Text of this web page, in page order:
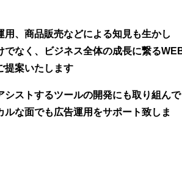
用、商品販売などによる知見も生かし
でなく、ビジネス全体の成長に繋る
提案いたします
シストするツールの開発にも取り組んで
ルな面でも広告運用をサポート致しま